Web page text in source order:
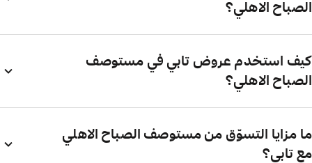
الصباح الاهلي؟
كيف استخدم عروض تابي في مستوصف
الصباح الاهلي؟
ما مزايا التسوّق من مستوصف الصباح الاهلي
مع تابي؟